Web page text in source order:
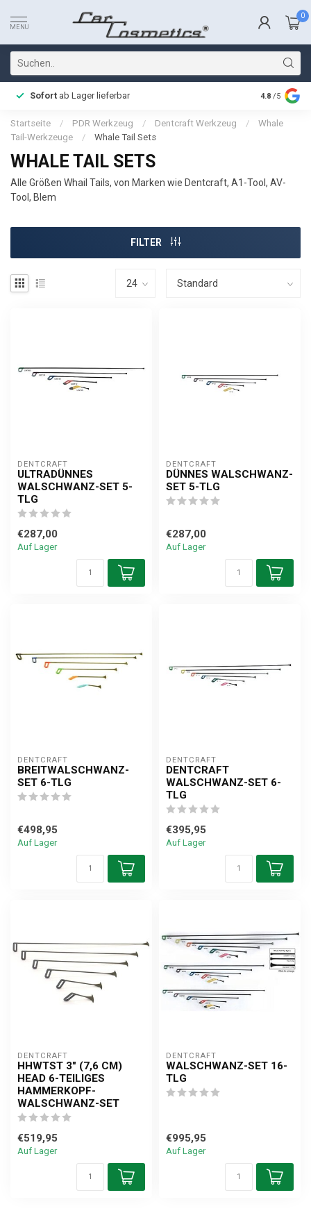
MENU
0
Sofort ab Lager lieferbar Schnelle
4.8 /5
Startseite / PDR Werkzeug / Dentcraft Werkzeug /
Whale
Tail-Werkzeuge
/ Whale Tail Sets
WHALE TAIL SETS
Alle Größen Whail Tails, von Marken wie Dentcraft, A1-Tool, AV-
Tool, Blem
FILTER
DENTCRAFT
ULTRADÜNNES
WALSCHWANZ-SET 5-
TLG
€287,00
Auf Lager
DENTCRAFT
DÜNNES WALSCHWANZ-
SET 5-TLG
€287,00
Auf Lager
DENTCRAFT
BREITWALSCHWANZ-
SET 6-TLG
€498,95
Auf Lager
DENTCRAFT
DENTCRAFT
WALSCHWANZ-SET 6-
TLG
€395,95
Auf Lager
DENTCRAFT
HHWTST 3" (7,6 CM)
HEAD 6-TEILIGES
HAMMERKOPF-
WALSCHWANZ-SET
€519,95
Auf Lager
DENTCRAFT
WALSCHWANZ-SET 16-
TLG
€995,95
Auf Lager